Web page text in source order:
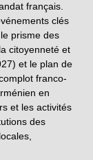
français.
clés
prisme des
citoyenneté et
et le plan de
franco-
en
et les activités
des